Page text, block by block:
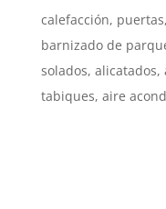
calefacción,
barnizado de
solados,
tabiques, aire